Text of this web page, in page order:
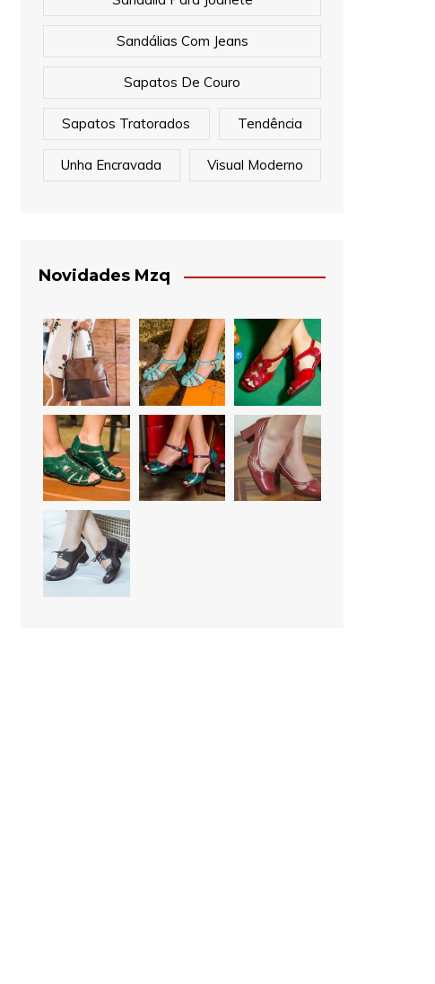
Sandálias Com Jeans
Sapatos De Couro
Sapatos Tratorados Tendência
Unha Encravada Visual Moderno
Novidades Mzq